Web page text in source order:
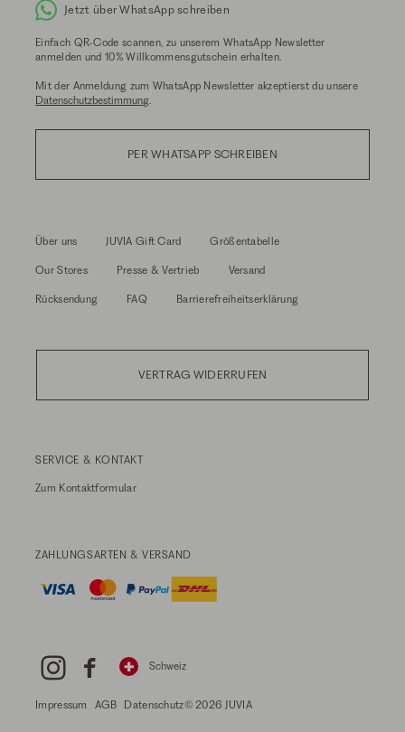
Jetzt über WhatsApp schreiben
Einfach QR-Code scannen, zu unserem WhatsApp Newsletter
anmelden und 10% Willkommensgutschein erhalten.
Mit der Anmeldung zum WhatsApp Newsletter akzeptierst du unsere
Datenschutzbestimmung.
PER WHATSAPP SCHREIBEN
Über uns JUVIA Gift Card Größentabelle
Our Stores Presse & Vertrieb Versand
Rücksendung FAQ Barrierefreiheitserklärung
VERTRAG WIDERRUFEN
SERVICE & KONTAKT
Zum Kontaktformular
ZAHLUNGSARTEN & VERSAND
Schweiz
Impressum AGB Datenschutz© 2026 JUVIA